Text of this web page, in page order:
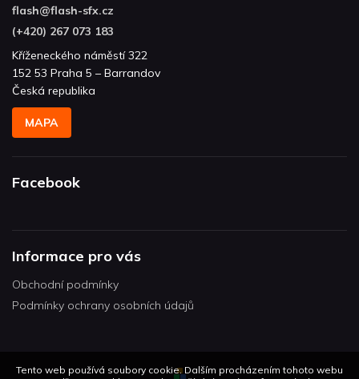
Tento web používá soubory cookie. Dalším procházením tohoto webu
flash@flash-sfx.cz
(+420) 267 073 183
Kříženeckého náměstí 322
152 53 Praha 5 – Barrandov
Česká republika
MAPA
Facebook
Informace pro vás
Obchodní podmínky
Podmínky ochrany osobních údajů